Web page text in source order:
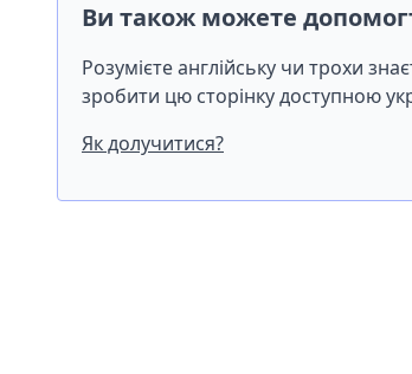
Ви також можете
Розумієте англійську чи трохи
зробити цю сторінку доступною
Як долучитися?